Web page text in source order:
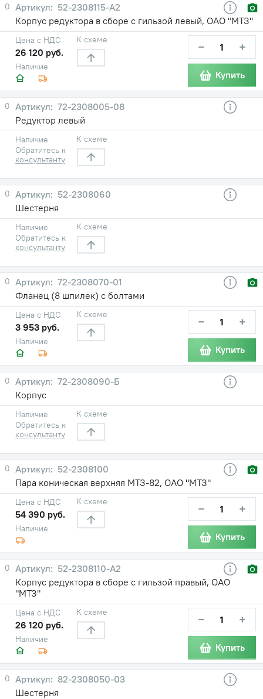
0
52-2308115-А2
Корпус редуктора в сборе с гильзой левый, ОАО "МТЗ"
Наличие
Цена с НДС
26 120 руб.
К схеме − +
Купить
0
72-2308005-08
Редуктор левый
Наличие
Обратитесь к
консультанту
К схеме
0
52-2308060
Шестерня
Наличие
Обратитесь к
консультанту
К схеме
0
72-2308070-01
Фланец (8 шпилек) с болтами
Наличие
Цена с НДС
3 953 руб.
К схеме − +
Купить
0
72-2308090-Б
Корпус
Наличие
Обратитесь к
консультанту
К схеме
0
52-2308100
Пара коническая верхняя МТЗ-82, ОАО "МТЗ"
Наличие
Цена с НДС
54 390 руб.
К схеме − +
Купить
0
52-2308110-А2
Корпус редуктора в сборе с гильзой правый, ОАО
"МТЗ"
Наличие
Цена с НДС
26 120 руб.
К схеме − +
Купить
0
82-2308050-03
Шестерня